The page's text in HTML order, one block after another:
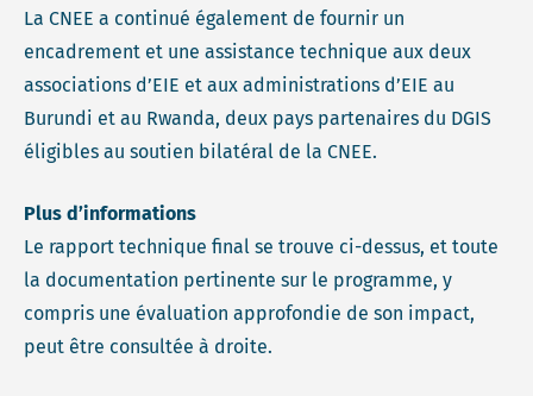
La CNEE a continué également de fournir un
encadrement et une assistance technique aux deux
associations d’EIE et aux administrations d’EIE au
Burundi et au Rwanda, deux pays partenaires du DGIS
éligibles au soutien bilatéral de la CNEE.
Plus d’informations
Le rapport technique final se trouve ci-dessus, et toute
la documentation pertinente sur le programme, y
compris une évaluation approfondie de son impact,
peut être consultée à droite.